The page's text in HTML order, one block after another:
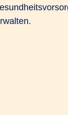
bietet